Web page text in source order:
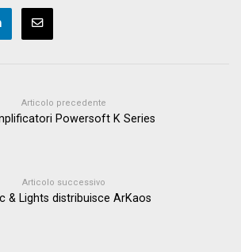
Articolo precedente
Powersoft K Series
Articolo successivo
& Lights distribuisce ArKaos